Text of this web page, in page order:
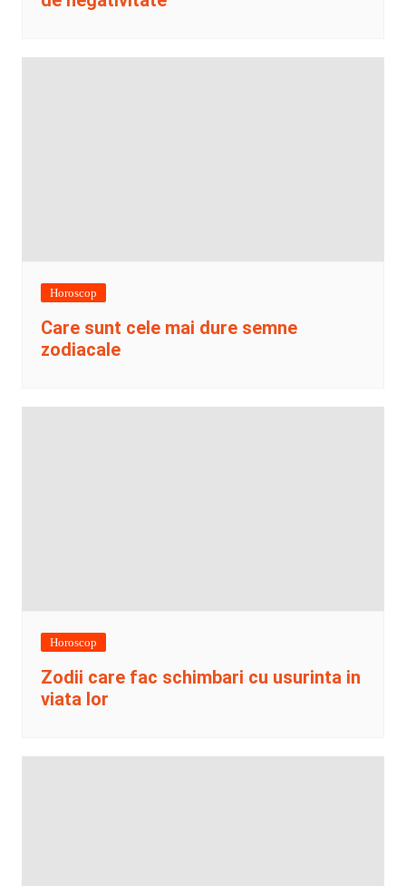
Horoscop
Care sunt cele mai dure semne
zodiacale
Horoscop
Zodii care fac schimbari cu usurinta in
viata lor